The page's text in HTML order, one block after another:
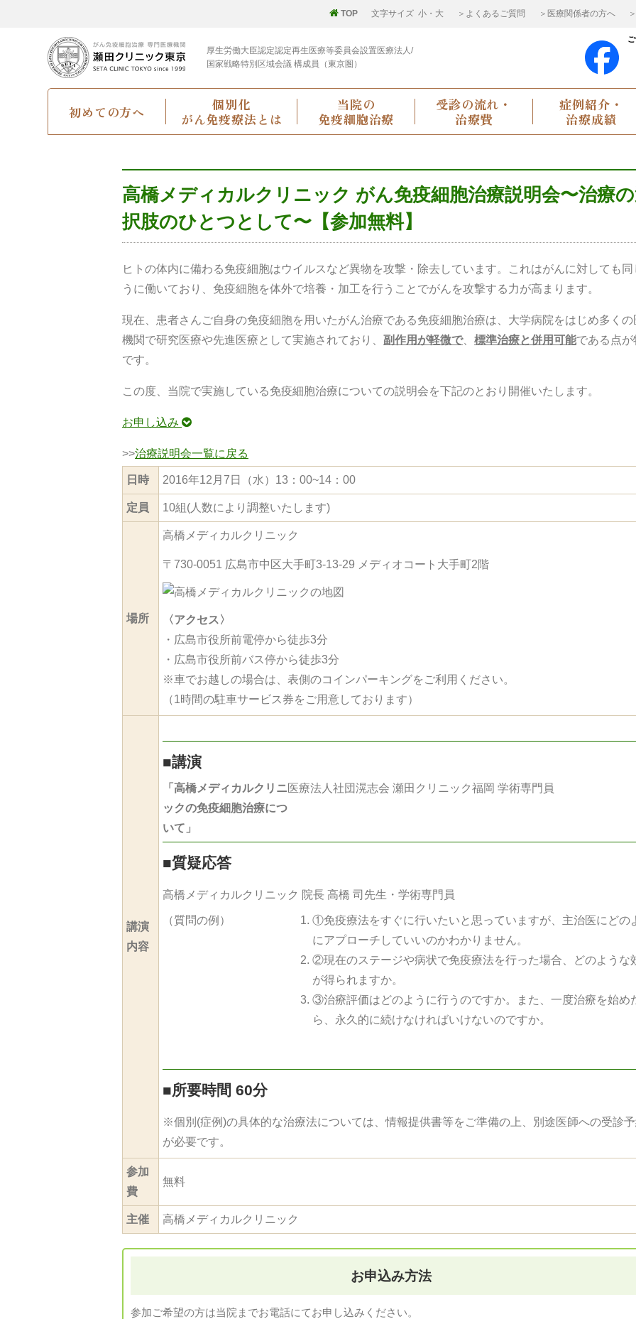
TOP 文字サイズ 小 ・ 大 ＞よくあるご質問 ＞医療関係者の方へ
厚生労働大臣認定認定再生医療等委員会設置医療法人/
国家戦略特別区域会議 構成員（東京圏）
初めての方へ
個別化
がん免疫療法とは
当院の
免疫細胞治療
受診の流れ・
治療費
症例紹介・
治療成績
高橋メディカルクリニック がん免疫細胞治療説明会〜治療
択肢のひとつとして〜【参加無料】
ヒトの体内に備わる免疫細胞はウイルスなど異物を攻撃・除去しています。これはがんに対しても同
うに働いており、免疫細胞を体外で培養・加工を行うことでがんを攻撃する力が高まります。
現在、患者さんご自身の免疫細胞を用いたがん治療である免疫細胞治療は、大学病院をはじめ多くの
機関で研究医療や先進医療として実施されており、 副作用が軽微で、 標準治療と併用可能である点が
です。
この度、当院で実施している免疫細胞治療についての説明会を下記のとおり開催いたします。
お申し込み
>>治療説明会一覧に戻る
日時 2016年12月7日（水）13：00~14：00
定員 10組(人数により調整いたします)
場所
高橋メディカルクリニック
〒730-0051 広島市中区大手町3-13-29 メディオコート大手町2階
〈アクセス〉
・広島市役所前電停から徒歩3分
・広島市役所前バス停から徒歩3分
※車でお越しの場合は、表側のコインパーキングをご利用ください。
（1時間の駐車サービス券をご用意しております）
講演
内容
■講演
「高橋メディカルクリニ
ックの免疫細胞治療につ
いて」
医療法人社団滉志会 瀬田クリニック福岡 学術専門員
■質疑応答
高橋メディカルクリニック 院長 高橋 司先生・学術専門員
（質問の例）
①免疫療法をすぐに行いたいと思っていますが、主治医にどの
にアプローチしていいのかわかりません。
②現在のステージや病状で免疫療法を行った場合、どのような
が得られますか。
③治療評価はどのように行うのですか。また、一度治療を始め
ら、永久的に続けなければいけないのですか。
■所要時間 60分
※個別(症例)の具体的な治療法については、情報提供書等をご準備の上、別途医師への受診
が必要です。
参加
費
無料
主催 高橋メディカルクリニック
お申込み方法
参加ご希望の方は当院までお電話にてお申し込みください。